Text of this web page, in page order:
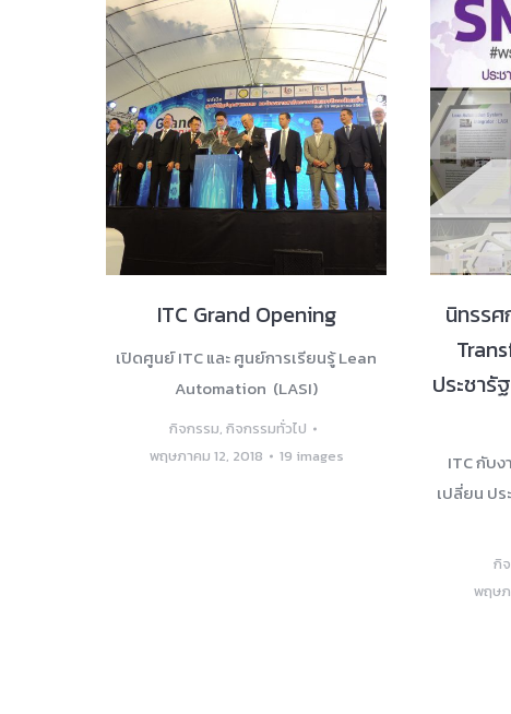
ITC Grand Opening
เปิดศูนย์ ITC และ ศูนย์การเรียนรู้ Lean
Automation (LASI)
กิจกรรม, กิจกรรมทั่วไป
พฤษภาคม 12, 2018
19 images
นิทรรศ
ประชารั
ITC กับ
เปลี่ยน ปร
กิ
พฤษภ